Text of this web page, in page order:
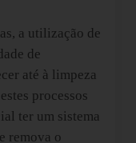
a utilização de
de
até à limpeza
processos
ter um sistema
remova o